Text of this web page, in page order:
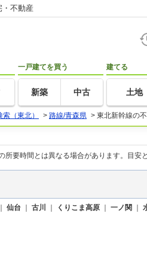
・不動産
一戸建てを買う
新築 中古
建てる
土地
（東北） > 路線/青森県 > 東北新幹線の
要時間とは異なる場合があります。目安
｜ 仙台 ｜ 古川 ｜ くりこま高原 ｜ 一ノ関 ｜